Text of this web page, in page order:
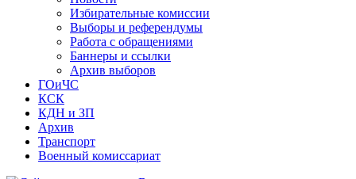
Избирательные комиссии
Выборы и референдумы
Работа с обращениями
Баннеры и ссылки
Архив выборов
ГОиЧС
КСК
КДН и ЗП
Архив
Транспорт
Военный комиссариат